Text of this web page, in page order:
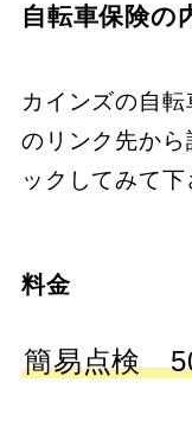
自転車保険の
カインズの自
のリンク先から
ックしてみて下
料金
簡易点検